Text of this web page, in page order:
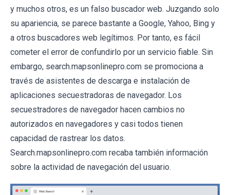
y muchos otros, es un falso buscador web. Juzgando solo
su apariencia, se parece bastante a Google, Yahoo, Bing y
a otros buscadores web legítimos. Por tanto, es fácil
cometer el error de confundirlo por un servicio fiable. Sin
embargo, search.mapsonlinepro.com se promociona a
través de asistentes de descarga e instalación de
aplicaciones secuestradoras de navegador. Los
secuestradores de navegador hacen cambios no
autorizados en navegadores y casi todos tienen
capacidad de rastrear los datos.
Search.mapsonlinepro.com recaba también información
sobre la actividad de navegación del usuario.